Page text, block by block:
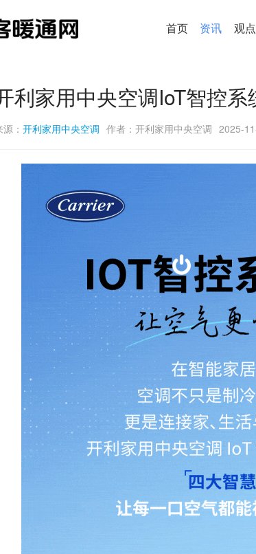
首页 资讯 观点
利家用中央空调IoT智控
源： 开利家用中央空调 作者：开利家用中央空调 2025-